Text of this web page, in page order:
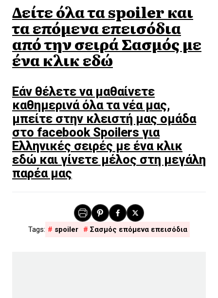
Δείτε όλα τα spoiler και
τα επόμενα επεισόδια
από την σειρά Σασμός με
ένα κλικ εδώ
Εάν θέλετε να μαθαίνετε
καθημερινά όλα τα νέα μας,
μπείτε στην κλειστή μας ομάδα
στο facebook Spoilers για
Ελληνικές σειρές με ένα κλικ
εδώ και γίνετε μέλος στη μεγάλη
παρέα μας
spoiler Σασμός επόμενα επεισόδια